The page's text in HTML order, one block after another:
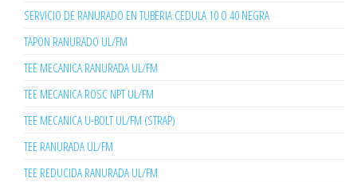
SERVICIO DE RANURADO EN TUBERIA CEDULA 10 O 40 NEGRA
TAPON RANURADO UL/FM
TEE MECANICA RANURADA UL/FM
TEE MECANICA ROSC NPT UL/FM
TEE MECANICA U-BOLT UL/FM (STRAP)
TEE RANURADA UL/FM
TEE REDUCIDA RANURADA UL/FM